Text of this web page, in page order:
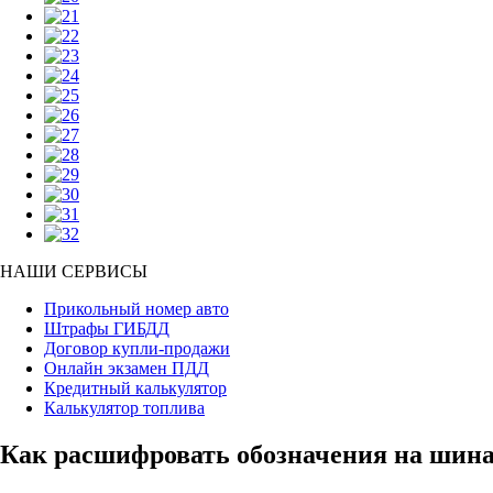
НАШИ СЕРВИСЫ
Прикольный номер авто
Штрафы ГИБДД
Договор купли-продажи
Онлайн экзамен ПДД
Кредитный калькулятор
Калькулятор топлива
Как расшифровать обозначения на